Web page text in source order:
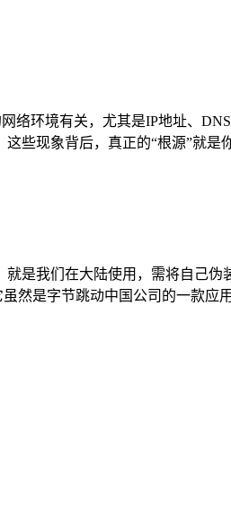
络环境有关，尤其是IP地址、
些现象背后，真正的“根源”就
是我们在大陆使用，需将自己伪
然是字节跳动中国公司的一款应